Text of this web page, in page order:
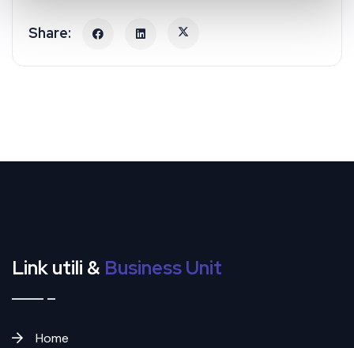
Link utili & Business Unit
Home